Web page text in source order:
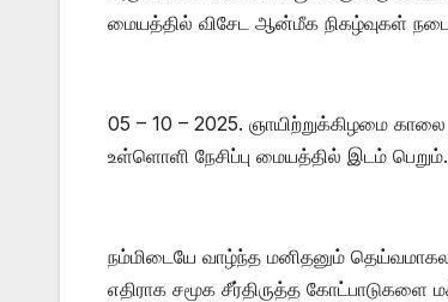
மையத்தில் விசேட ஆன்மீக நிகழ்வுகள்
05 – 10 – 2025. ஞாயிற்றுக்கிழமை
உள்ளொளி நேசிப்பு மையத்தில் இடம் பெறும்.
நம்மிடையே வாழ்ந்த மனிதனும்
எதிராக சமூக சீர்திருத்த